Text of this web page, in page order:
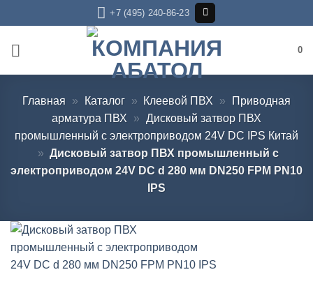
to
content
+7 (495) 240-86-23
0
Главная » Каталог » Клеевой ПВХ »
Приводная
арматура ПВХ
» Дисковый затвор ПВХ
промышленный с электроприводом 24V DC IPS Китай
» Дисковый затвор ПВХ промышленный с
электроприводом 24V DC d 280 мм DN250 FPM PN10
IPS